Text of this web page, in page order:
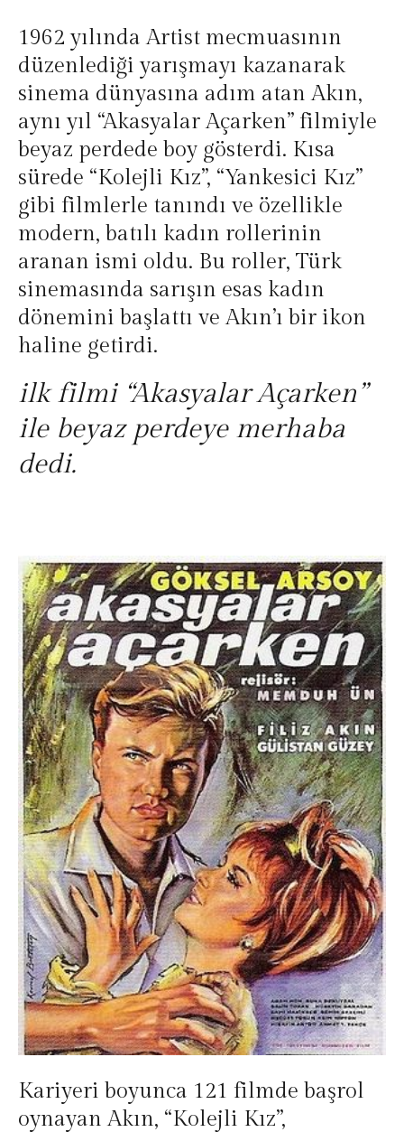
1962 yılında Artist mecmuasının
düzenlediği yarışmayı kazanarak
sinema dünyasına adım atan Akın,
aynı yıl “Akasyalar Açarken” filmiyle
beyaz perdede boy gösterdi. Kısa
sürede “Kolejli Kız”, “Yankesici Kız”
gibi filmlerle tanındı ve özellikle
modern, batılı kadın rollerinin
aranan ismi oldu. Bu roller, Türk
sinemasında sarışın esas kadın
dönemini başlattı ve Akın’ı bir ikon
haline getirdi.
ilk filmi “Akasyalar Açarken”
ile beyaz perdeye merhaba
dedi.
Kariyeri boyunca 121 filmde başrol
oynayan Akın, “Kolejli Kız”,